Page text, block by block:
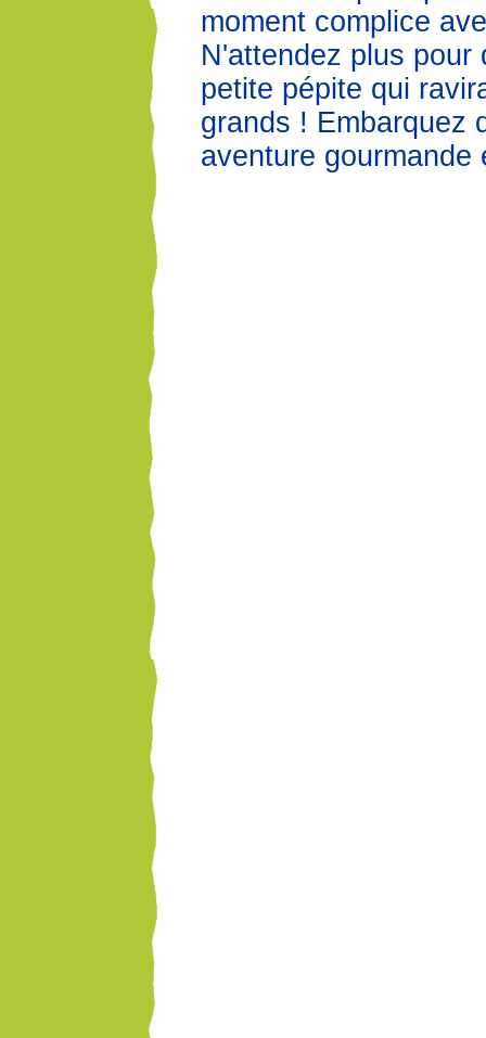
moment complice
N'attendez plus pour
petite pépite qui
grands ! Embarquez
aventure gourmande